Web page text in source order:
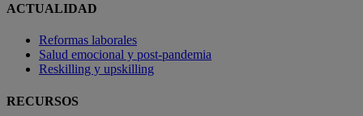
ACTUALIDAD
Reformas laborales
Salud emocional y post-pandemia
Reskilling y upskilling
RECURSOS